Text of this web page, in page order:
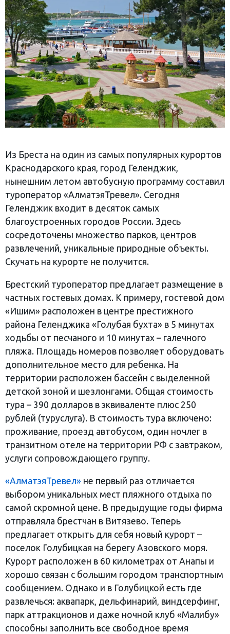
Из Бреста на один из самых популярных курортов
Краснодарского края, город Геленджик,
нынешним летом автобусную программу составил
туроператор «АлматэяТревел». Сегодня
Геленджик входит в десяток самых
благоустроенных городов России. Здесь
сосредоточены множество парков, центров
развлечений, уникальные природные объекты.
Скучать на курорте не получится.
Брестский туроператор предлагает размещение в
частных гостевых домах. К примеру, гостевой дом
«Ишим» расположен в центре престижного
района Геленджика «Голубая бухта» в 5 минутах
ходьбы от песчаного и 10 минутах – галечного
пляжа. Площадь номеров позволяет оборудовать
дополнительное место для ребенка. На
территории расположен бассейн с выделенной
детской зоной и шезлонгами. Общая стоимость
тура – 390 долларов в эквиваленте плюс 250
рублей (туруслуга). В стоимость тура включено:
проживание, проезд автобусом, один ночлег в
транзитном отеле на территории РФ с завтраком,
услуги сопровождающего группу.
«АлматэяТревел» не первый раз отличается
выбором уникальных мест пляжного отдыха по
самой скромной цене. В предыдущие годы фирма
отправляла брестчан в Витязево. Теперь
предлагает открыть для себя новый курорт –
поселок Голубицкая на берегу Азовского моря.
Курорт расположен в 60 километрах от Анапы и
хорошо связан с большим городом транспортным
сообщением. Однако и в Голубицкой есть где
развлечься: аквапарк, дельфинарий, виндсерфинг,
парк аттракционов и даже ночной клуб «Малибу»
способны заполнить все свободное время